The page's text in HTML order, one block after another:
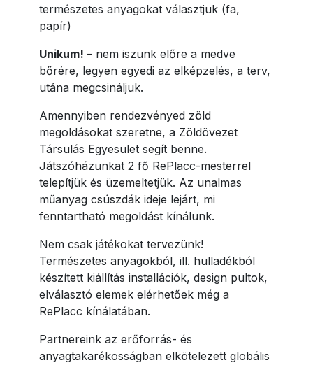
természetes anyagokat választjuk (fa,
papír)
Unikum! – nem iszunk előre a medve
bőrére, legyen egyedi az elképzelés, a terv,
utána megcsináljuk.
Amennyiben rendezvényed zöld
megoldásokat szeretne, a Zöldövezet
Társulás Egyesület segít benne.
Játszóházunkat 2 fő RePlacc-mesterrel
telepítjük és üzemeltetjük. Az unalmas
műanyag csúszdák ideje lejárt, mi
fenntartható megoldást kínálunk.
Nem csak játékokat tervezünk!
Természetes anyagokból, ill. hulladékból
készített kiállítás installációk, design pultok,
elválasztó elemek elérhetőek még a
RePlacc kínálatában.
Partnereink az erőforrás- és
anyagtakarékosságban elkötelezett globális